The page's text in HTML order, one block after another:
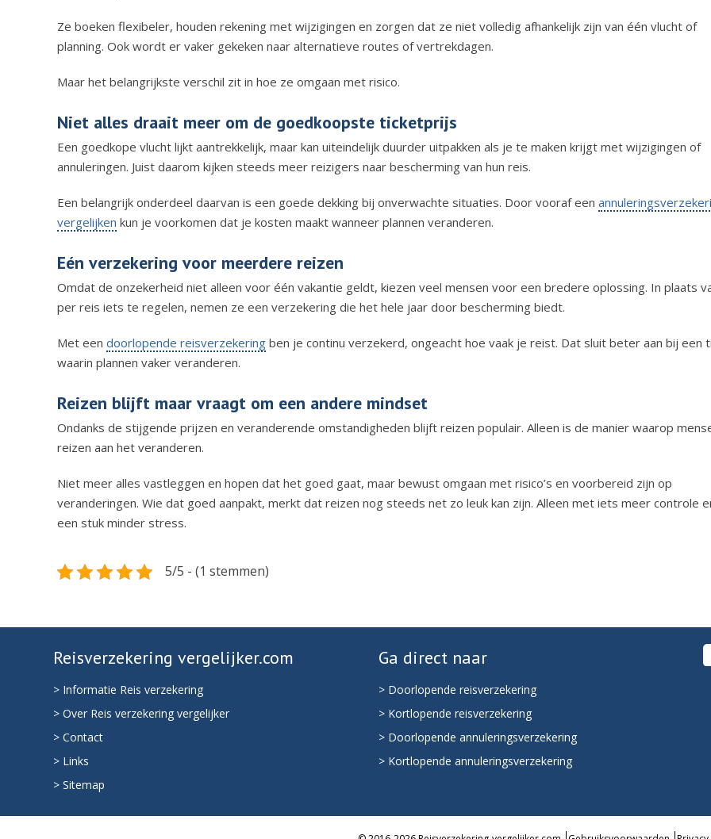
Ze boeken flexibeler, houden rekening met wijzigingen en zorgen dat ze niet volledig afhankelijk zijn van één vlucht of
planning. Ook wordt er vaker gekeken naar alternatieve routes of vertrekdagen.
Maar het belangrijkste verschil zit in hoe ze omgaan met risico.
Niet alles draait meer om de goedkoopste ticketprijs
Een goedkope vlucht lijkt aantrekkelijk, maar kan uiteindelijk duurder uitpakken als je te maken krijgt met wijzigingen of
annuleringen. Juist daarom kijken steeds meer reizigers naar bescherming van hun reis.
Een belangrijk onderdeel daarvan is een goede dekking bij onverwachte situaties. Door vooraf een
vergelijken kun je voorkomen dat je kosten maakt wanneer plannen veranderen.
Eén verzekering voor meerdere reizen
Omdat de onzekerheid niet alleen voor één vakantie geldt, kiezen veel mensen voor een bredere oplossing. In plaats
per reis iets te regelen, nemen ze een verzekering die het hele jaar door bescherming biedt.
Met een doorlopende reisverzekering ben je continu verzekerd, ongeacht hoe vaak je reist. Dat sluit beter aan bij een
waarin plannen vaker veranderen.
Reizen blijft maar vraagt om een andere mindset
Ondanks de stijgende prijzen en veranderende omstandigheden blijft reizen populair. Alleen is de manier waarop
reizen aan het veranderen.
Niet meer alles vastleggen en hopen dat het goed gaat, maar bewust omgaan met risico’s en voorbereid zijn op
veranderingen. Wie dat goed aanpakt, merkt dat reizen nog steeds net zo leuk kan zijn. Alleen met iets meer controle
een stuk minder stress.
5/5 - (1 stemmen)
Reisverzekering vergelijker.com
> Informatie Reis verzekering
> Over Reis verzekering vergelijker
> Contact
> Links
> Sitemap
Ga direct naar
> Doorlopende reisverzekering
> Kortlopende reisverzekering
> Doorlopende annuleringsverzekering
> Kortlopende annuleringsverzekering